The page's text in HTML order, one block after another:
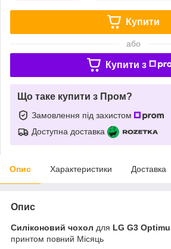
Купити
або
Купити з
Що таке купити з Пром?
Замовлення під захистом
Доступна доставка
Опис Характеристики Доставка
Опис
Силіконовий чохол для LG G3
принтом повний Місяць